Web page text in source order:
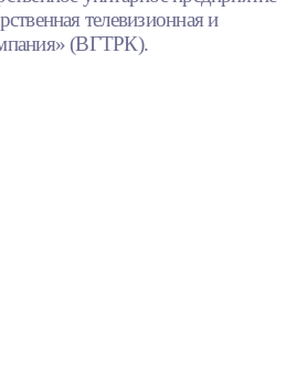
телевизионная и
(ВГТРК).